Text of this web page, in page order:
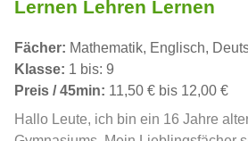
Lernen Lehren Lernen
Fächer: Mathematik, Englisch,
Klasse: 1 bis: 9
Preis / 45min: 11,50 € bis 12,00 €
Hallo Leute, ich bin ein 16 Jahre